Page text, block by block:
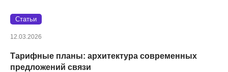
Статьи
12.03.2026
Тарифные планы: архитектура современных
предложений связи